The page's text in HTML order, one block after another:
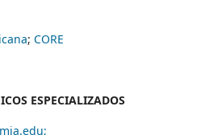
; CORE
ESPECIALIZADOS